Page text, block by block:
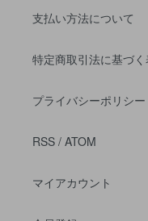
支払い方法について
特定商取引法に基づ
プライバシーポリシー
RSS / ATOM
マイアカウント